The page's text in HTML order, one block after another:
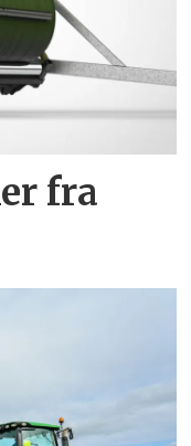
fra